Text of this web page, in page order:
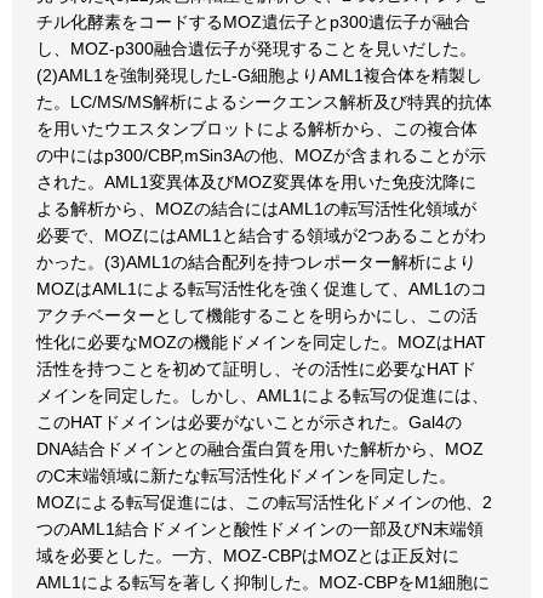
チル化酵素をコードするMOZ遺伝子とp300遺伝子が融合
し、MOZ-p300融合遺伝子が発現することを見いだした。
(2)AML1を強制発現したL-G細胞よりAML1複合体を精製し
た。LC/MS/MS解析によるシークエンス解析及び特異的抗体
を用いたウエスタンブロットによる解析から、この複合体
の中にはp300/CBP,mSin3Aの他、MOZが含まれることが示
された。AML1変異体及びMOZ変異体を用いた免疫沈降に
よる解析から、MOZの結合にはAML1の転写活性化領域が
必要で、MOZにはAML1と結合する領域が2つあることがわ
かった。(3)AML1の結合配列を持つレポーター解析により
MOZはAML1による転写活性化を強く促進して、AML1のコ
アクチベーターとして機能することを明らかにし、この活
性化に必要なMOZの機能ドメインを同定した。MOZはHAT
活性を持つことを初めて証明し、その活性に必要なHATド
メインを同定した。しかし、AML1による転写の促進には、
このHATドメインは必要がないことが示された。Gal4の
DNA結合ドメインとの融合蛋白質を用いた解析から、MOZ
のC末端領域に新たな転写活性化ドメインを同定した。
MOZによる転写促進には、この転写活性化ドメインの他、2
つのAML1結合ドメインと酸性ドメインの一部及びN末端領
域を必要とした。一方、MOZ-CBPはMOZとは正反対に
AML1による転写を著しく抑制した。MOZ-CBPをM1細胞に